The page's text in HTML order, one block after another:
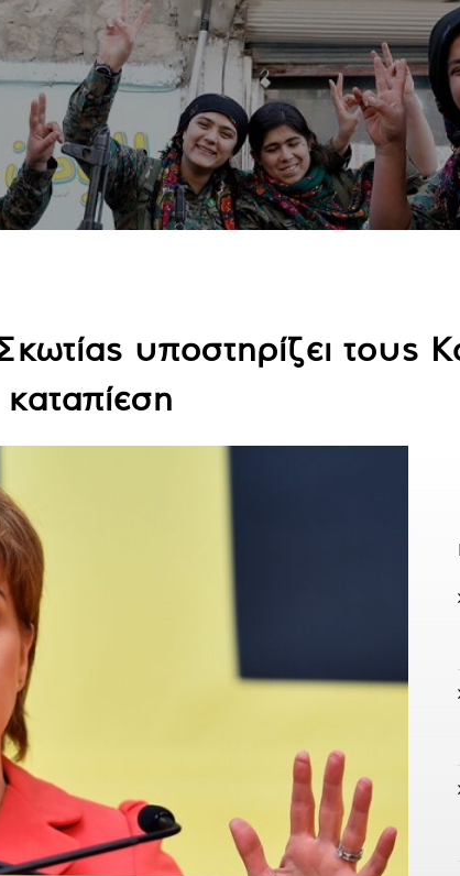
υποστηρίζει τους